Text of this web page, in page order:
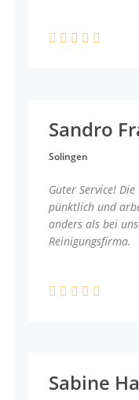
Sandro
Solingen
Guter Service!
pünktlich und
anders als bei
Reinigungsfirma.
Sabine